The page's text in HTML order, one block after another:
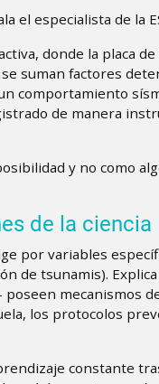
el especialista de la
donde la placa
suman factores
comportamiento
de manera
y no como
de la ciencia
por variables
de tsunamis).
mecanismos
los protocolos
constante